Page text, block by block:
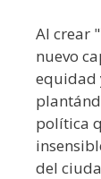
Al crear "
nuevo
equidad
política
del